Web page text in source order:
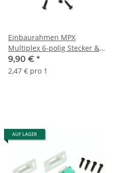
Einbaurahmen MPX
Multiplex 6-polig Stecker &
Buchse (2 Paar) V2
9,90 € *
2,47 € pro 1
AUF LAGER